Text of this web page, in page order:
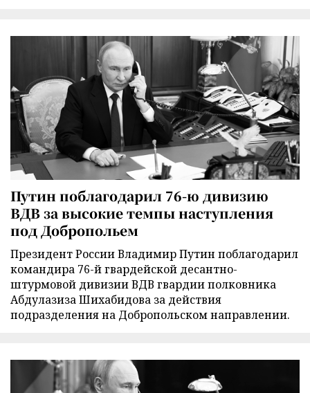
Путин поблагодарил 76-ю дивизию
ВДВ за высокие темпы наступления
под Добропольем
Президент России Владимир Путин поблагодарил
командира 76-й гвардейской десантно-
штурмовой дивизии ВДВ гвардии полковника
Абдулазиза Шихабидова за действия
подразделения на Добропольском направлении.